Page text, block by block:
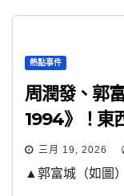
熱點事件
周潤發、郭
1994》！東
三月 19, 2026
▲郭富城（如圖